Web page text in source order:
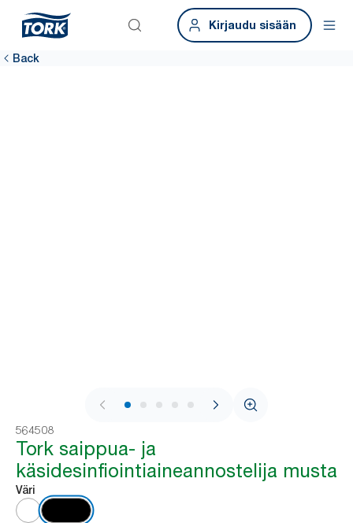
Kirjaudu sisään
Back
1 / 6
564508
Tork saippua- ja
käsidesinfiointiaineannostelija musta
Väri